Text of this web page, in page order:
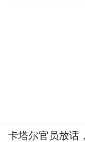
卡塔尔官员放话